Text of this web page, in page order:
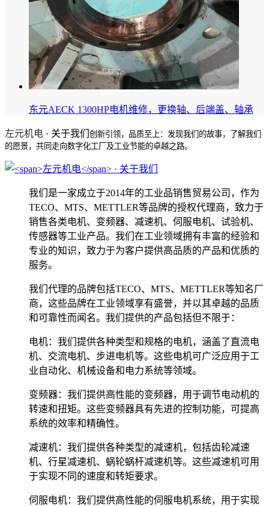
东元AECK 1300HP电机维修，更换轴、后端盖、轴承
左元机电 · 关于我们 创新引领，品质至上：发现我们的故事，了解我们
的愿景，共同走向数字化工厂及工业节能的卓越之路。
我们是一家成立于2014年的工业品销售贸易公司，作为
TECO、MTS、METTLER等品牌的授权代理商，致力于
销售各类电机、变频器、减速机、伺服电机、试验机、
传感器等工业产品。我们在工业领域拥有丰富的经验和
专业的知识，致力于为客户提供高品质的产品和优质的
服务。
我们代理的品牌包括TECO、MTS、METTLER等知名厂
商，这些品牌在工业领域享有盛誉，并以其卓越的品质
和可靠性而闻名。我们提供的产品包括但不限于：
电机：我们提供各种类型和规格的电机，涵盖了直流电
机、交流电机、步进电机等。这些电机可广泛应用于工
业自动化、机械设备和电力系统等领域。
变频器：我们提供高性能的变频器，用于调节电动机的
转速和扭矩。这些变频器具有先进的控制功能，可提高
系统的效率和精确性。
减速机：我们提供各种类型的减速机，包括齿轮减速
机、行星减速机、蜗轮蜗杆减速机等。这些减速机可用
于实现不同的速度和转矩要求。
伺服电机：我们提供高性能的伺服电机系统，用于实现